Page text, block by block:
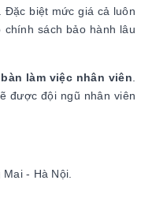
Đặc biệt mức giá cả luôn
sách bảo hành lâu
bàn làm việc nhân viên
được đội ngũ nhân viên
- Hà Nội.